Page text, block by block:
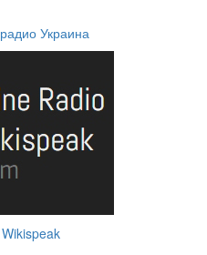
Украина
Wikispeak